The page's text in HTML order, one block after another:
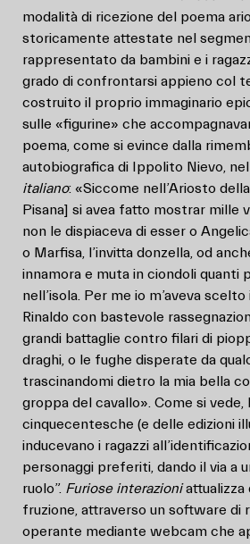
modalità di ricezione del poema
storicamente attestate nel
rappresentato da bambini e i
grado di confrontarsi appieno col
costruito il proprio immaginario
sulle «figurine» che
poema, come si evince dalla
autobiografica di Ippolito Nievo,
italiano: «Siccome nell’Ariosto
Pisana] si avea fatto mostrar mille
non le dispiaceva di esser o
o Marfisa, l’invitta donzella, od
innamora e muta in ciondoli quanti
nell’isola. Per me io m’aveva
Rinaldo con bastevole
grandi battaglie contro filari di
draghi, o le fughe disperate da
trascinandomi dietro la mia bella
groppa del cavallo». Come si vede,
cinquecentesche (e delle edizioni
inducevano i ragazzi
personaggi preferiti, dando il via a
ruolo”. Furiose interazioniattualizza
fruzione, attraverso un software di
operante mediante webcam che